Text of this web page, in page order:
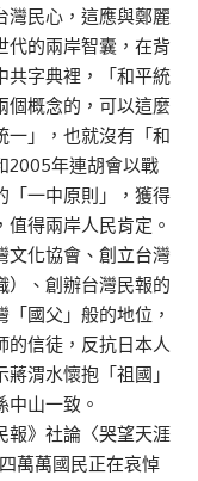
灣民心，這應與鄭麗
代的兩岸智囊，在背
共字典裡，「和平統
個概念的，可以這麼
一」，也就沒有「和
2005年連胡會以戰
「一中原則」，獲得
得兩岸人民肯定。
文化協會、創立台灣
）、創辦台灣民報的
國父」般的地位，
的信徒，反抗日本人
渭水懷抱「祖國」
山一致。
報》社論〈哭望天涯
萬萬國民正在哀悼